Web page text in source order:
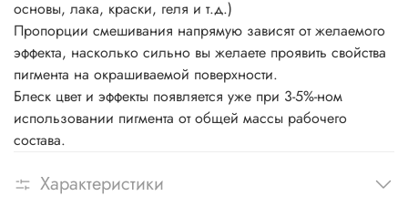
основы, лака, краски, геля и т.д.)
Пропорции смешивания напрямую зависят от желаемого
эффекта, насколько сильно вы желаете проявить свойства
пигмента на окрашиваемой поверхности.
Блеск цвет и эффекты появляется уже при 3-5%-ном
использовании пигмента от общей массы рабочего
состава.
Характеристики